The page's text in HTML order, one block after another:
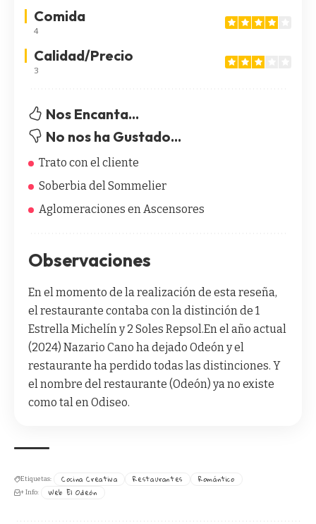
Comida
4
Calidad/Precio
3
Nos Encanta...
No nos ha Gustado...
Trato con el cliente
Soberbia del Sommelier
Aglomeraciones en Ascensores
Observaciones
En el momento de la realización de esta reseña,
el restaurante contaba con la distinción de 1
Estrella Michelín y 2 Soles Repsol.En el año actual
(2024) Nazario Cano ha dejado Odeón y el
restaurante ha perdido todas las distinciones. Y
el nombre del restaurante (Odeón) ya no existe
como tal en Odiseo.
Etiquetas: Cocina Creativa Restaurantes Romántico
+ Info: Web El Odeón